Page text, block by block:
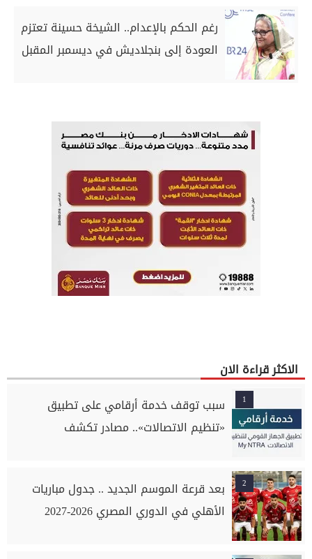
رغم الحكم بالإعدام.. الشيخة حسينة تعتزم
العودة إلى بنجلاديش في ديسمبر المقبل
الاكثر قراءة الان
1
سبب توقف خدمة أرقامي على تطبيق
«تنظيم الاتصالات».. مصادر تكشف
2
بعد قرعة الموسم الجديد .. جدول مباريات
الأهلي في الدوري المصري 2026-2027